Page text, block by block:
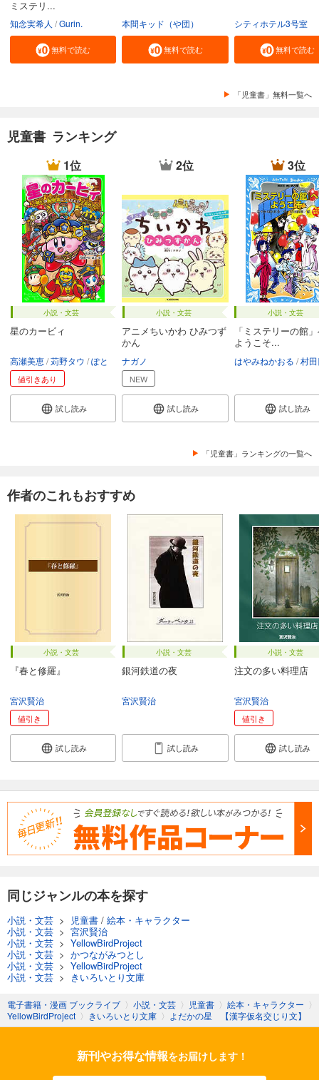
ミステリ...
知念実希人 Gurin.
無料で読む
本間キッド（や団）
無料で読む
シティホテル3号室
無料で読む
「児童書」無料一覧へ
児童書 ランキング
1位
小説・文芸
星のカービィ
高瀬美恵 苅野タウ ぽと
値引きあり
試し読み
2位
小説・文芸
アニメちいかわ ひみつず
かん
ナガノ
NEW
試し読み
3位
小説・文芸
「ミステリーの館
ようこそ...
はやみねかおる 村
試し読み
「児童書」ランキングの一覧へ
作者のこれもおすすめ
小説・文芸
『春と修羅』
宮沢賢治
値引き
試し読み
小説・文芸
銀河鉄道の夜
宮沢賢治
試し読み
小説・文芸
注文の多い料理店
宮沢賢治
値引き
試し読み
同じジャンルの本を探す
小説・文芸 > 児童書 / 絵本・キャラクター
小説・文芸 > 宮沢賢治
小説・文芸 > YellowBirdProject
小説・文芸 > かつながみつとし
小説・文芸 > YellowBirdProject
小説・文芸 > きいろいとり文庫
電子書籍・漫画 ブックライブ 〉 小説・文芸 〉 児童書 〉 絵本・キャラクター 〉
YellowBirdProject 〉 きいろいとり文庫 〉 よだかの星 【漢字仮名交じり文】
新刊やお得な情報をお届けします！